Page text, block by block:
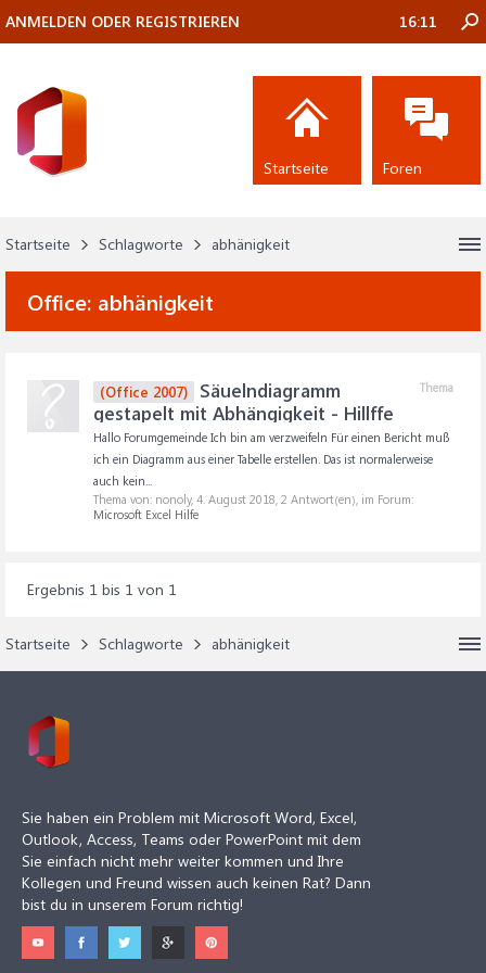
Startseite Schlagworte abhänigkeit
Office: abhänigkeit
Thema
(Office 2007)
Säuelndiagramm
gestapelt mit Abhängigkeit - Hillffe
Hallo Forumgemeinde Ich bin am verzweifeln Für einen Bericht muß
ich ein Diagramm aus einer Tabelle erstellen. Das ist normalerweise
auch kein...
Thema von: nonoly, 4. August 2018, 2 Antwort(en), im Forum:
Microsoft Excel Hilfe
Ergebnis 1 bis 1 von 1
Startseite Schlagworte abhänigkeit
ANMELDEN ODER REGISTRIEREN 16:11
Startseite Foren
Sie haben ein Problem mit Microsoft Word, Excel,
Outlook, Access, Teams oder PowerPoint mit dem
Sie einfach nicht mehr weiter kommen und Ihre
Kollegen und Freund wissen auch keinen Rat? Dann
bist du in unserem Forum richtig!